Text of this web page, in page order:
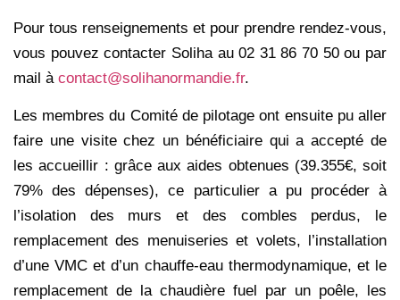
Pour tous renseignements et pour prendre rendez-vous,
vous pouvez contacter Soliha au 02 31 86 70 50 ou par
mail à contact@solihanormandie.fr.
Les membres du Comité de pilotage ont ensuite pu aller
faire une visite chez un bénéficiaire qui a accepté de
les accueillir : grâce aux aides obtenues (39.355€, soit
79% des dépenses), ce particulier a pu procéder à
l’isolation des murs et des combles perdus, le
remplacement des menuiseries et volets, l’installation
d’une VMC et d’un chauffe-eau thermodynamique, et le
remplacement de la chaudière fuel par un poêle, les